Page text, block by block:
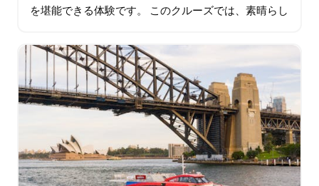
を堪能できる体験です。 このクルーズでは、素晴らし
ースのデギュスタシオン…